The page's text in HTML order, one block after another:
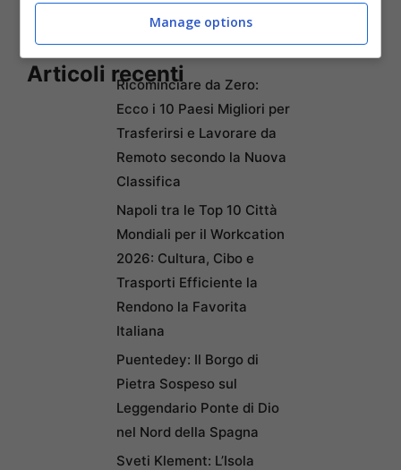
Articoli recentiRicominciare da Zero:
Ecco i 10 Paesi Migliori per
Trasferirsi e Lavorare da
Remoto secondo la Nuova
Classifica
Napoli tra le Top 10 Città
Mondiali per il Workcation
2026: Cultura, Cibo e
Trasporti Efficiente la
Rendono la Favorita
Italiana
Puentedey: Il Borgo di
Pietra Sospeso sul
Leggendario Ponte di Dio
nel Nord della Spagna
Sveti Klement: L’Isola
Manage options